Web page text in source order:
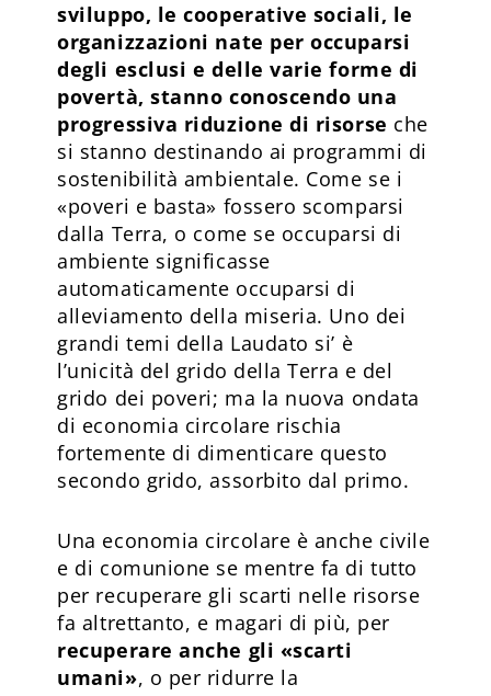
sviluppo, le cooperative sociali, le
organizzazioni nate per occuparsi
degli esclusi e delle varie forme di
povertà, stanno conoscendo una
progressiva riduzione di risorse che
si stanno destinando ai programmi di
sostenibilità ambientale. Come se i
«poveri e basta» fossero scomparsi
dalla Terra, o come se occuparsi di
ambiente significasse
automaticamente occuparsi di
alleviamento della miseria. Uno dei
grandi temi della Laudato si’ è
l’unicità del grido della Terra e del
grido dei poveri; ma la nuova ondata
di economia circolare rischia
fortemente di dimenticare questo
secondo grido, assorbito dal primo.
Una economia circolare è anche civile
e di comunione se mentre fa di tutto
per recuperare gli scarti nelle risorse
fa altrettanto, e magari di più, per
recuperare anche gli «scarti
umani», o per ridurre la